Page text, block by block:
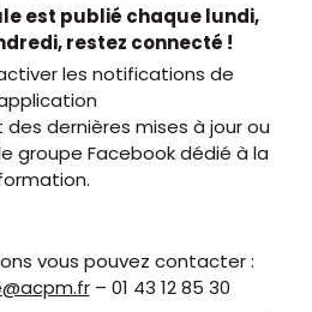
est publié chaque lundi,
restez connecté !
les notifications de
dernières mises à jour ou
groupe Facebookdédié à la
vous pouvez contacter :
– 01 43 12 85 30